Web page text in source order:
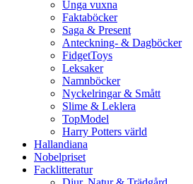
Unga vuxna
Faktaböcker
Saga & Present
Anteckning- & Dagböcker
FidgetToys
Leksaker
Namnböcker
Nyckelringar & Smått
Slime & Leklera
TopModel
Harry Potters värld
Hallandiana
Nobelpriset
Facklitteratur